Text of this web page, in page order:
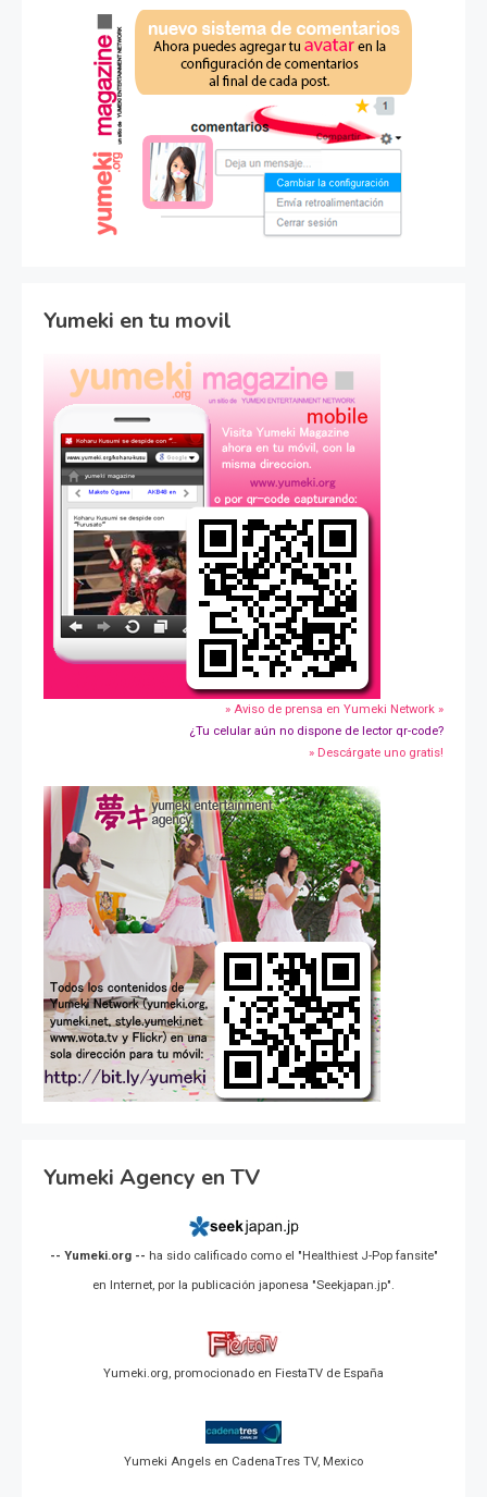
Yumeki en tu movil
» Aviso de prensa en Yumeki Network »
¿Tu celular aún no dispone de lector qr-code?
» Descárgate uno gratis!
Yumeki Agency en TV
-- Yumeki.org -- ha sido calificado como el "Healthiest J-Pop fansite"
en Internet, por la publicación japonesa "Seekjapan.jp".
Yumeki.org, promocionado en FiestaTV de España
Yumeki Angels en CadenaTres TV, Mexico